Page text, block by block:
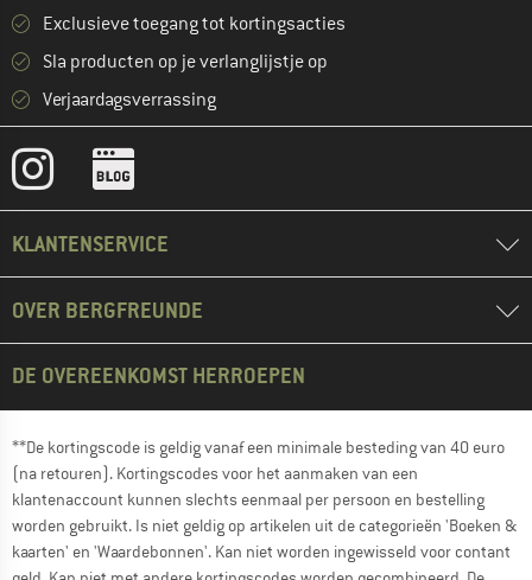
Exclusieve toegang tot kortingsacties
Sla producten op je verlanglijstje op
Verjaardagsverrassing
KLANTENSERVICE
OVER BERGFREUNDE
DE OVEREENKOMST HERROEPEN
**De kortingscode is geldig vanaf een minimale besteding van 40 euro
(na retouren). Kortingscodes voor het aanmaken van een
klantenaccount kunnen slechts eenmaal per persoon en bestelling
worden gebruikt. Is niet geldig op artikelen uit de categorieën 'Boeken &
kaarten' en 'Waardebonnen'. Kan niet worden ingewisseld voor contant